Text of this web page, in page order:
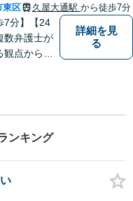
東区 久屋大通駅 から徒歩7分
7分】【24
数弁護士が
点から丁
ださい。
間相談可】
詳細を見
る
ンキング